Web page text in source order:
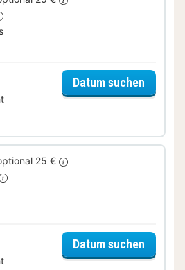
Datum suchen
25 €
Datum suchen